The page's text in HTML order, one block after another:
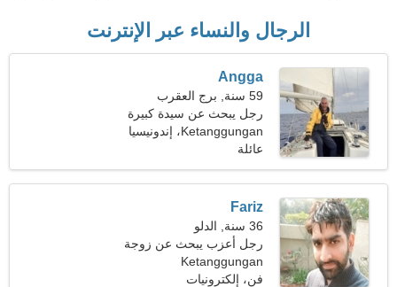
الرجال والنساء عبر الإنترنت
Angga
59 سنة, برج العقرب
رجل يبحث عن سيدة كبيرة
Ketanggungan، إندونيسيا
عائلة
Fariz
36 سنة, الدلو
رجل أعزب يبحث عن زوجة
29-31
Ketanggungan
فن، إلكترونيات